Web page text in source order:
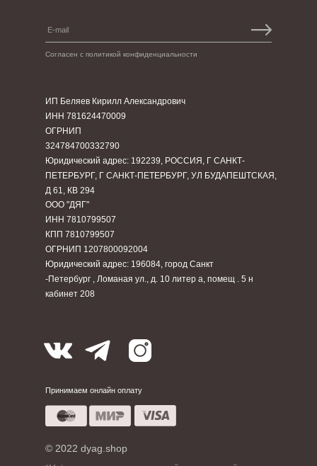
ИП Беляев Кирилл Александрович
ИНН 781624470009
ОГРНИП
324784700332790
Юридический адрес: 192239, РОССИЯ, Г САНКТ-
ПЕТЕРБУРГ, Г САНКТ-ПЕТЕРБУРГ, УЛ БУДАПЕШТСКАЯ,
Д 61, КВ 294
© 2022 dyag.shop
Принимаем онлайн оплату
Согласен с политикой конфиденциальности
ООО "ДЯГ"
ИНН 7810799507
КПП 7810799507
ОГРНИП 1207800092004
Юридический адрес: 196084, город Санкт
-Петербург , Ломаная ул., д. 10 литер а, помещ . 5 н
кабинет 208